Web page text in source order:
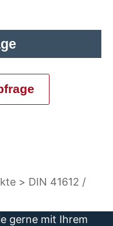
DIN 41612 /
gerne mit Ihrem